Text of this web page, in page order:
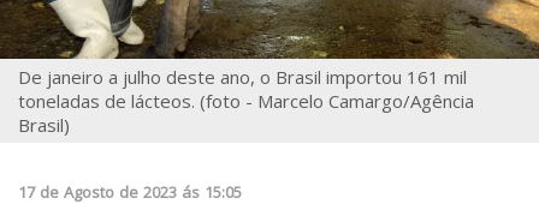
De janeiro a julho deste ano, o Brasil importou 161 mil
toneladas de lácteos. (foto - Marcelo Camargo/Agência
Brasil)
17 de Agosto de 2023 ás 15:05